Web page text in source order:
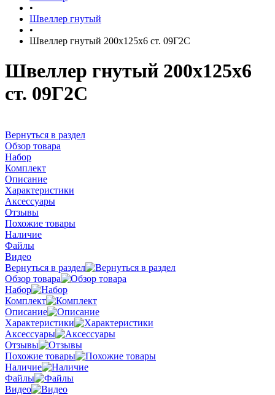
•
Швеллер гнутый
•
Швеллер гнутый 200х125х6 ст. 09Г2С
Швеллер гнутый 200х125х6
ст. 09Г2С
Вернуться в раздел
Обзор товара
Набор
Комплект
Описание
Характеристики
Аксессуары
Отзывы
Похожие товары
Наличие
Файлы
Видео
Вернуться в раздел
Обзор товара
Набор
Комплект
Описание
Характеристики
Аксессуары
Отзывы
Похожие товары
Наличие
Файлы
Видео